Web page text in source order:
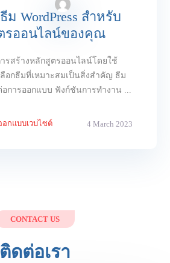
ม WordPress สำหรับ
รออนไลน์ของคุณ
กแบบเวบไซต์ 4 March 2023
รสร้างหลักสูตรออนไลน์โดยใช้
เลือกธีมที่เหมาะสมเป็นสิ่งสำคัญ ธีม
การออกแบบ ฟังก์ชันการทำงาน ...
CONTACT US
ติดต่อเรา